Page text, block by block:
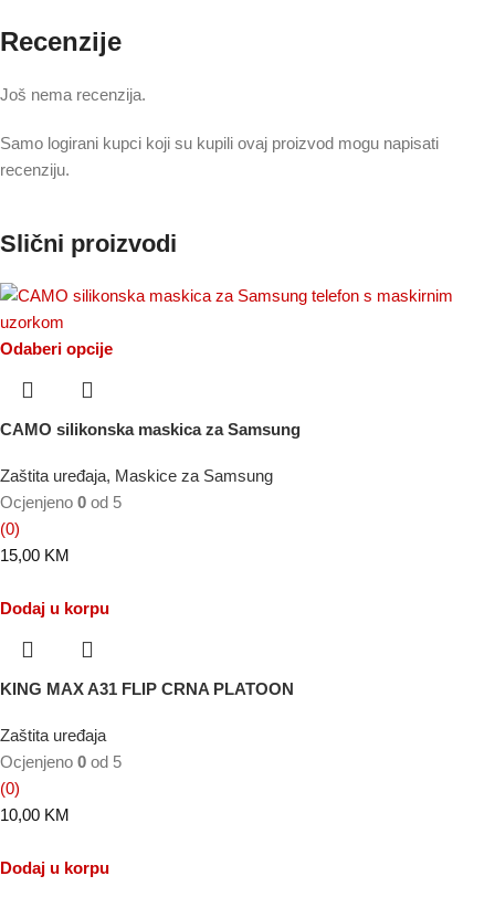
Recenzije
Još nema recenzija.
Samo logirani kupci koji su kupili ovaj proizvod mogu napisati
recenziju.
Slični proizvodi
Odaberi opcije
CAMO silikonska maskica za Samsung
Zaštita uređaja, Maskice za Samsung
Ocjenjeno 0 od 5
(0)
15,00 KM
Dodaj u korpu
KING MAX A31 FLIP CRNA PLATOON
Zaštita uređaja
Ocjenjeno 0 od 5
(0)
10,00 KM
Dodaj u korpu